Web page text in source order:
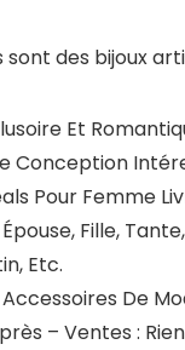
sont des bijoux
Et
Conception
Pour Femme
Fille,
Etc.
De
– Ventes :